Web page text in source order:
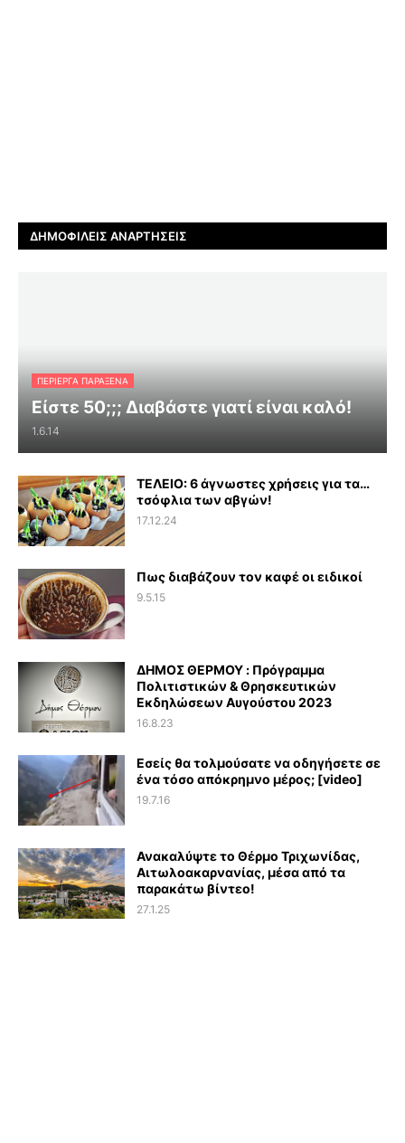
ΔΗΜΟΦΙΛΕΊΣ ΑΝΑΡΤΉΣΕΙΣ
ΠΕΡΊΕΡΓΑ ΠΑΡΆΞΕΝΑ
Είστε 50;;; Διαβάστε γιατί είναι καλό!
1.6.14
ΤΕΛΕΙΟ: 6 άγνωστες χρήσεις για τα…
τσόφλια των αβγών!
17.12.24
Πως διαβάζουν τον καφέ οι ειδικοί
9.5.15
ΔΗΜΟΣ ΘΕΡΜΟΥ : Πρόγραμμα
Πολιτιστικών & Θρησκευτικών
Εκδηλώσεων Αυγούστου 2023
16.8.23
Εσείς θα τολμούσατε να οδηγήσετε σε
ένα τόσο απόκρημνο μέρος; [video]
19.7.16
Ανακαλύψτε το Θέρμο Τριχωνίδας,
Αιτωλοακαρνανίας, μέσα από τα
παρακάτω βίντεο!
27.1.25